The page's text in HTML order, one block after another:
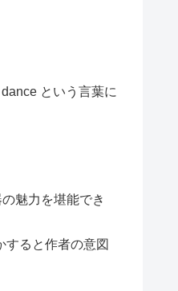
という言葉に
魅力を堪能でき
ると作者の意図